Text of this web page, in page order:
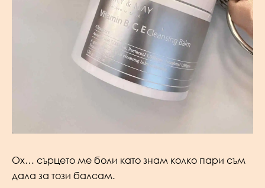
Ох… сърцето ме боли като знам колко пари съм
дала за този балсам.